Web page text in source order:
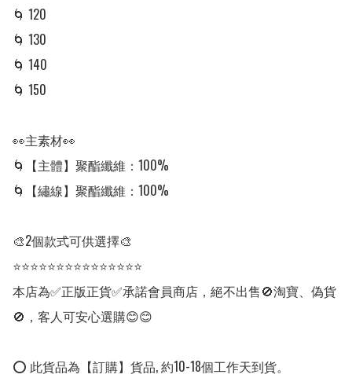
🌀 120
🌀 130
🌀 140
🌀 150
👀主素材👀
🌀【主體】聚酯纖維：100%
🌀【繡線】聚酯纖維：100%
🎨2個款式可供選擇🎨
⭐⭐⭐⭐⭐⭐⭐⭐⭐⭐⭐⭐⭐⭐⭐
本店為✅正版正貨✅承諾會員商店，絕不出售🚫淘寶、偽貨
🚫，客人可安心選購😊😊
⭕ 此貨品為【訂購】貨品, 約10-18個工作天到貨。